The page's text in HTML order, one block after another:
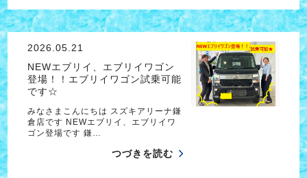
2026.05.21
NEWエブリイ、エブリイワゴン
登場！！エブリイワゴン試乗可能
です☆
みなさまこんにちは スズキアリーナ鎌
倉店です NEWエブリイ、エブリイワ
ゴン登場です 鎌…
つづきを読む